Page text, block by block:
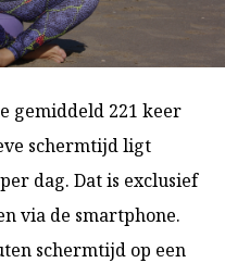
gemiddeld 221 keer
schermtijd ligt
dag. Dat is exclusief
via de smartphone.
schermtijd op een